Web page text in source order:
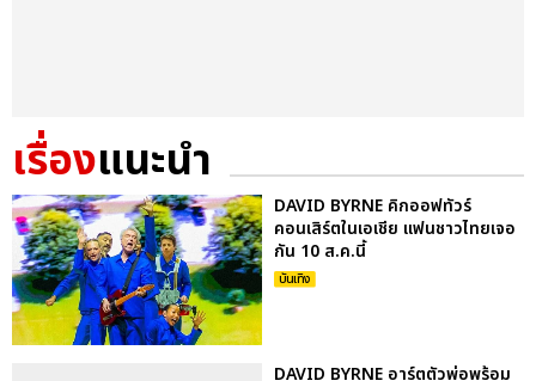
เรื่องแนะนำ
DAVID BYRNE คิกออฟทัวร์
คอนเสิร์ตในเอเชีย แฟนชาวไทยเจอ
กัน 10 ส.ค.นี้
บันเทิง
DAVID BYRNE อาร์ตตัวพ่อพร้อม